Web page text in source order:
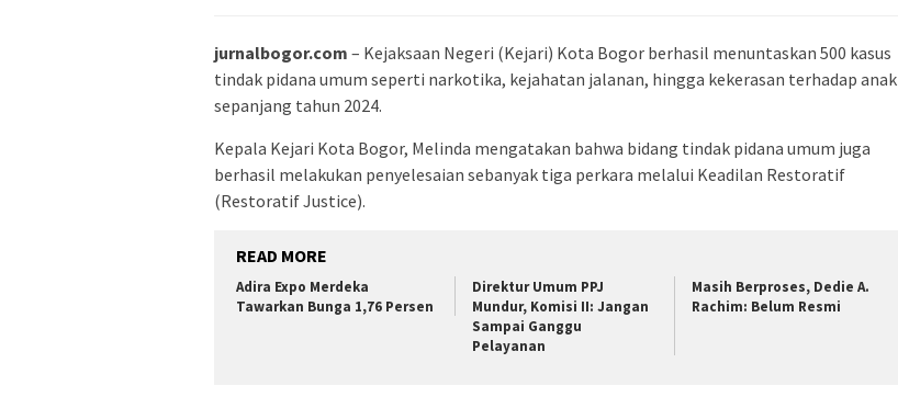
jurnalbogor.com – Kejaksaan Negeri (Kejari) Kota Bogor berhasil menuntaskan 500 kasus
tindak pidana umum seperti narkotika, kejahatan jalanan, hingga kekerasan terhadap anak
sepanjang tahun 2024.
Kepala Kejari Kota Bogor, Melinda mengatakan bahwa bidang tindak pidana umum juga
berhasil melakukan penyelesaian sebanyak tiga perkara melalui Keadilan Restoratif
(Restoratif Justice).
READ MORE
Adira Expo Merdeka
Tawarkan Bunga 1,76 Persen
Direktur Umum PPJ
Mundur, Komisi II: Jangan
Sampai Ganggu
Pelayanan
Masih Berproses, Dedie A.
Rachim: Belum Resmi